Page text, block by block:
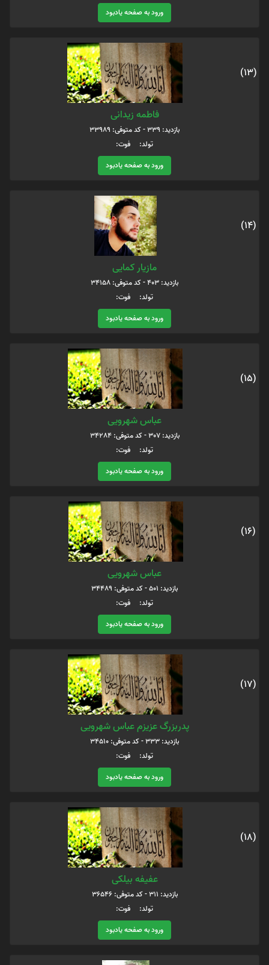
ورود به صفحه یادبود
(13)
فاطمه زیدانی
بازدید: 339 - کد متوفی: 33989
تولد: فوت:
ورود به صفحه یادبود
(14)
مازیار کمایی
بازدید: 403 - کد متوفی: 34158
تولد: فوت:
ورود به صفحه یادبود
(15)
عباس شهرویی
بازدید: 307 - کد متوفی: 34284
تولد: فوت:
ورود به صفحه یادبود
(16)
عباس شهرویی
بازدید: 501 - کد متوفی: 34489
تولد: فوت:
ورود به صفحه یادبود
(17)
پدربزرگ عزیزم عباس شهرویی
بازدید: 333 - کد متوفی: 34510
تولد: فوت:
ورود به صفحه یادبود
(18)
عفیفه بیلکی
بازدید: 311 - کد متوفی: 36546
تولد: فوت:
ورود به صفحه یادبود